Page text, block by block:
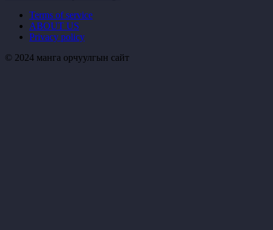
Terms of service
ABOUT US
Privacy policy
© 2024 манга орчуулгын сайт